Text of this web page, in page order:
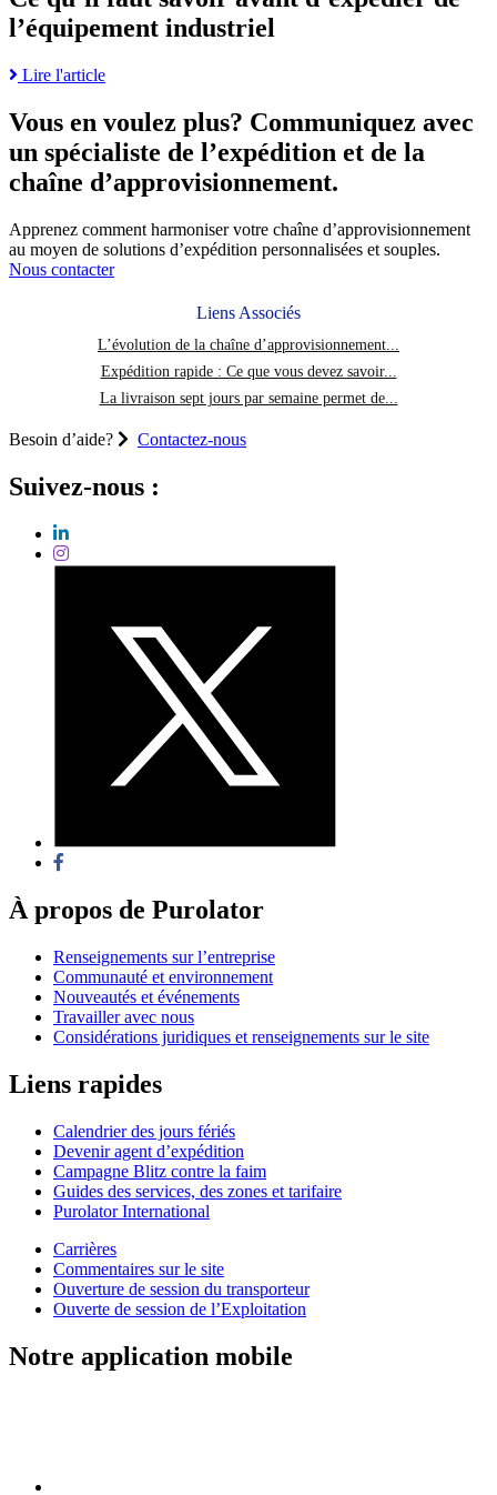
en
matière
d’ici
faut
savoir
d’expédier
l’équipement
industriel
page
l’équipement industriel
Lire l'articleRead
Ce
qu’il
faut
savoir
d’expédier
de
l’équipement
Vous en voulez plus? Communiquez avec
un spécialiste de l’expédition et de la
chaîne d’approvisionnement.
Apprenez comment harmoniser votre chaîne d’approvisionnement
au moyen de solutions d’expédition personnalisées et souples.
Nous contacter
Liens Associés
L’évolution de la chaîne d’approvisionnement...
Expédition rapide : Ce que vous devez savoir...
La livraison sept jours par semaine permet de...
Besoin d’aide? Contactez-nous
Suivez-nous :
À propos de Purolator
Renseignements sur l’entreprise
Communauté et environnement
Nouveautés et événements
Travailler avec nous
Considérations juridiques et renseignements sur le site
Liens rapides
Calendrier des jours fériés
Devenir agent d’expédition
Campagne Blitz contre la faim
Guides des services, des zones et tarifaire
Purolator International
Carrières
Commentaires sur le site
Ouverture de session du transporteur
Ouverte de session de l’Exploitation
Notre application mobile